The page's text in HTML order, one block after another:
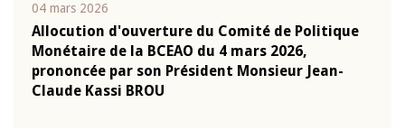
04 mars 2026
Allocution d'ouverture du Comité de Politique
Monétaire de la BCEAO du 4 mars 2026,
prononcée par son Président Monsieur Jean-
Claude Kassi BROU